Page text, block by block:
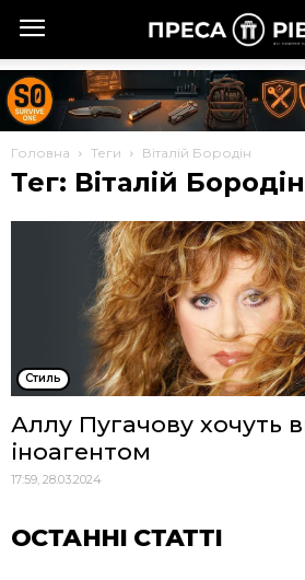
Головна Теги Віталій Бородін
Тег: Віталій Бородін
Стиль
Аллу Пугачову хочуть
іноагентом
17:59, 28.03.2024
ОСТАННІ СТАТТІ